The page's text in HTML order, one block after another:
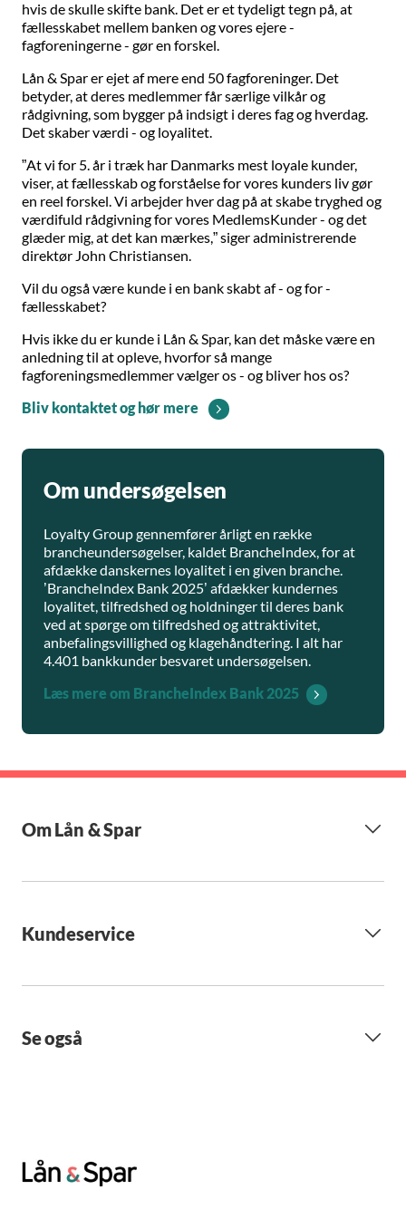
hvis de skulle skifte bank. Det er et tydeligt tegn på, at
fællesskabet mellem banken og vores ejere -
fagforeningerne - gør en forskel.
Lån & Spar er ejet af mere end 50 fagforeninger. Det
betyder, at deres medlemmer får særlige vilkår og
rådgivning, som bygger på indsigt i deres fag og hverdag.
Det skaber værdi - og loyalitet.
”At vi for 5. år i træk har Danmarks mest loyale kunder,
viser, at fællesskab og forståelse for vores kunders liv gør
en reel forskel. Vi arbejder hver dag på at skabe tryghed og
værdifuld rådgivning for vores MedlemsKunder - og det
glæder mig, at det kan mærkes,” siger administrerende
direktør John Christiansen.
Vil du også være kunde i en bank skabt af - og for -
fællesskabet?
Hvis ikke du er kunde i Lån & Spar, kan det måske være en
anledning til at opleve, hvorfor så mange
fagforeningsmedlemmer vælger os - og bliver hos os?
Bliv kontaktet og hør mere
Om undersøgelsen
Loyalty Group gennemfører årligt en række
brancheundersøgelser, kaldet BrancheIndex, for at
afdække danskernes loyalitet i en given branche.
’BrancheIndex Bank 2025’ afdækker kundernes
loyalitet, tilfredshed og holdninger til deres bank
ved at spørge om tilfredshed og attraktivitet,
anbefalingsvillighed og klagehåndtering. I alt har
4.401 bankkunder besvaret undersøgelsen.
Læs mere om BrancheIndex Bank 2025
Om Lån & Spar
Kundeservice
Se også